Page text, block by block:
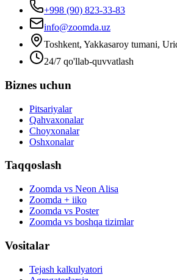
+998 (90) 823-33-83
info@zoomda.uz
Toshkent, Yakkasaroy tumani,
24/7 qo'llab-quvvatlash
Biznes uchun
Pitsariyalar
Qahvaxonalar
Choyxonalar
Oshxonalar
Taqqoslash
Zoomda vs Neon Alisa
Zoomda + iiko
Zoomda vs Poster
Zoomda vs boshqa tizimlar
Vositalar
Tejash kalkulyatori